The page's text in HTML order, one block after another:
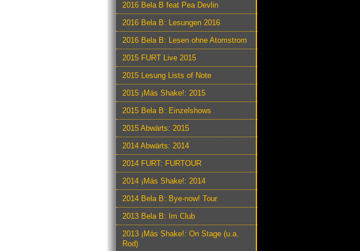
2016 Bela B feat Pea Devlin
2016 Bela B: Lesungen 2016
2016 Bela B: Lesen ohne Atomstrom
2015 FURT Live 2015
2015 Lesung Lists of Note
2015 ¡Más Shake!: 2015
2015 Bela B: Einzelshows
2015 Abwärts: 2015
2014 Abwärts: 2014
2014 FURT: FURTOUR
2014 ¡Más Shake!: 2014
2014 Bela B: Bye-now! Tour
2013 Bela B: Im Club
2013 ¡Más Shake!: On Stage (u.a.
Rod)